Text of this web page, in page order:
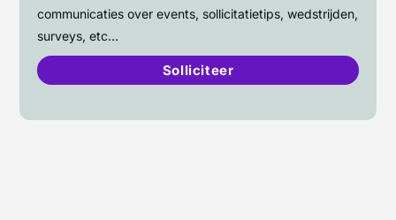
communicaties over events, sollicitatietips, wedstrijden,
surveys, etc…